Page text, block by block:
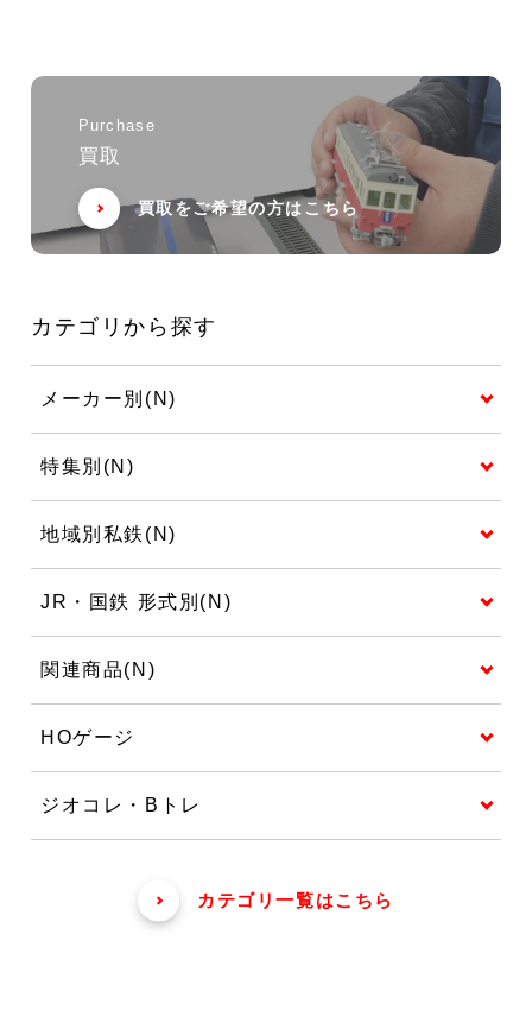
Purchase
買取
買取をご希望の方はこちら
カテゴリから探す
メーカー別(N)
特集別(N)
地域別私鉄(N)
JR・国鉄 形式別(N)
関連商品(N)
HOゲージ
ジオコレ・Bトレ
カテゴリ一覧はこちら